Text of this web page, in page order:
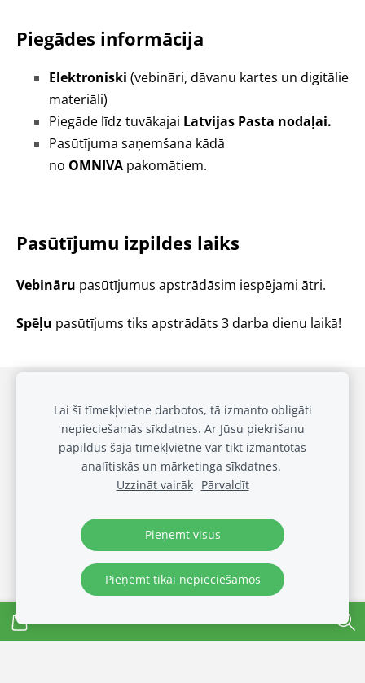
Piegādes informācija
Elektroniski (vebināri, dāvanu kartes un digitālie
materiāli)
Piegāde līdz tuvākajai Latvijas Pasta nodaļai.
Pasūtījuma saņemšana kādā
no OMNIVA pakomātiem.
Pasūtījumu izpildes laiks
Vebināru pasūtījumus apstrādāsim iespējami ātri.
Spēļu pasūtījums tiks apstrādāts 3 darba dienu laikā!
Galerija
Biežākie jautājumi
Noteikumi
© OUT LOUD SIA 2024 Visas tiesības rezervētas
Lai šī tīmekļvietne darbotos, tā izmanto obligāti
nepieciešamās sīkdatnes. Ar Jūsu piekrišanu
papildus šajā tīmekļvietnē var tikt izmantotas
analītiskās un mārketinga sīkdatnes.
Uzzināt vairāk
Pārvaldīt
Pieņemt visus
Pieņemt tikai nepieciešamos